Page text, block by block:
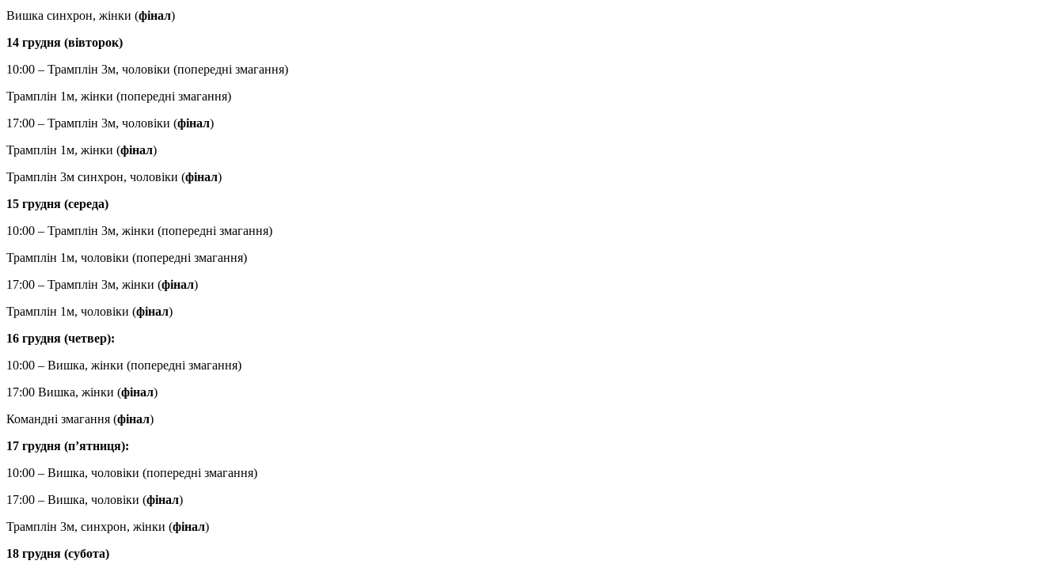
Вишка синхрон, жінки (фінал)
14 грудня (вівторок)
10:00 – Трамплін 3м, чоловіки (попередні змагання)
Трамплін 1м, жінки (попередні змагання)
17:00 – Трамплін 3м, чоловіки (фінал)
Трамплін 1м, жінки (фінал)
Трамплін 3м синхрон, чоловіки (фінал)
15 грудня (середа)
10:00 – Трамплін 3м, жінки (попередні змагання)
Трамплін 1м, чоловіки (попередні змагання)
17:00 – Трамплін 3м, жінки (фінал)
Трамплін 1м, чоловіки (фінал)
16 грудня (четвер):
10:00 – Вишка, жінки (попередні змагання)
17:00 Вишка, жінки (фінал)
Командні змагання (фінал)
17 грудня (п’ятниця):
10:00 – Вишка, чоловіки (попередні змагання)
17:00 – Вишка, чоловіки (фінал)
Трамплін 3м, синхрон, жінки (фінал)
18 грудня (субота)